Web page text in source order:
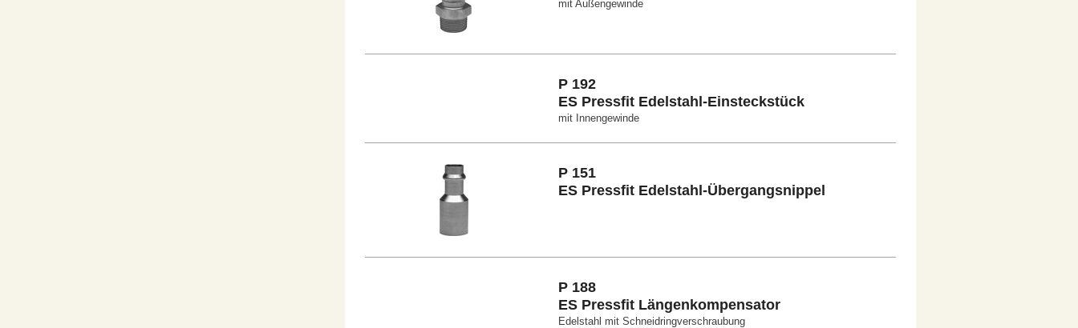
mit Außengewinde
P 192
ES Pressfit Edelstahl-Einsteckstück
mit Innengewinde
P 151
ES Pressfit Edelstahl-Übergangsnippel
P 188
ES Pressfit Längenkompensator
Edelstahl mit Schneidringverschraubung